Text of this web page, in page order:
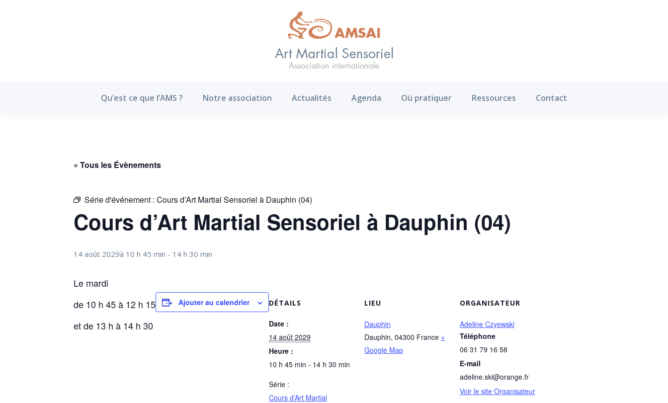
Qu’est ce que l’AMS ? Notre association Actualités Agenda Où pratiquer Ressources Contact
« Tous les Évènements
Série d'événement : Cours d’Art Martial Sensoriel à Dauphin (04)
Cours d’Art Martial Sensoriel à Dauphin (04)
14 août 2029à 10 h 45 min - 14 h 30 min
Le mardi
de 10 h 45 à 12 h 15
et de 13 h à 14 h 30
Ajouter au calendrier DÉTAILS
Date :
14 août 2029
Heure :
10 h 45 min - 14 h 30 min
Série :
Cours d’Art Martial
LIEU
Dauphin
Dauphin, 04300 France +
Google Map
ORGANISATEUR
Adeline Czyewski
Téléphone
06 31 79 16 58
E-mail
adeline.ski@orange.fr
Voir le site Organisateur
Notre association